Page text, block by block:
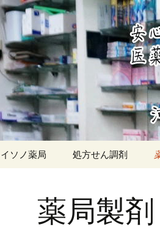
イソノ薬
近鉄南大阪線 河内松原
イソノ薬局 処方せん調剤
薬局製剤